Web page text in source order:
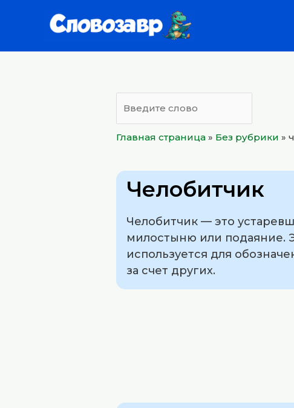
Главная страница » Без рубрики »
Челобитчик
Челобитчик — это
милостыню или подаяние.
используется для
за счет других.